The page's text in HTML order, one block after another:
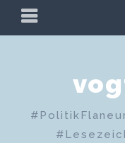
Zum
PRIMÄRES
MENÜ